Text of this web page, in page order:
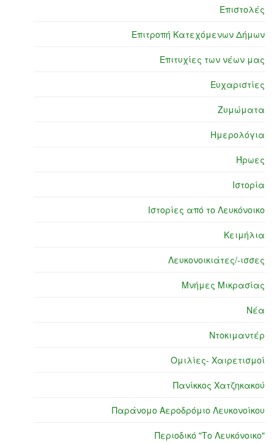
Επιστολές
Επιτροπή Κατεχόμενων Δήμων
Επιτυχίες των νέων μας
Ευχαριστίες
Ζυμώματα
Ημερολόγια
Ήρωες
Ιστορία
Ιστορίες από το Λευκόνοικο
Κειμήλια
Λευκονοικιάτες/-ισσες
Μνήμες Μικρασίας
Νέα
Ντοκιμαντέρ
Ομιλίες- Χαιρετισμοί
Πανίκκος Χατζηκακού
Παράνομο Αεροδρόμιο Λευκονοίκου
Περιοδικό "Το Λευκόνοικο"